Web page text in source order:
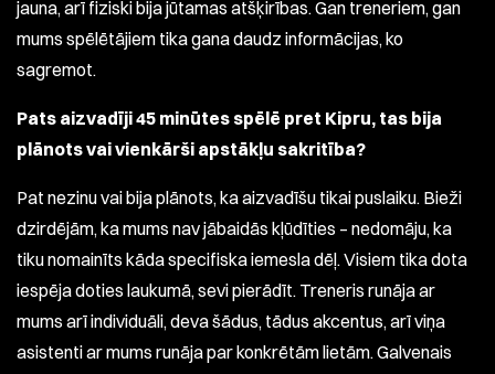
jauna, arī fiziski bija jūtamas atšķirības. Gan treneriem, gan
mums spēlētājiem tika gana daudz informācijas, ko
sagremot.
Pats aizvadīji 45 minūtes spēlē pret Kipru, tas bija
plānots vai vienkārši apstākļu sakritība?
Pat nezinu vai bija plānots, ka aizvadīšu tikai puslaiku. Bieži
dzirdējām, ka mums nav jābaidās kļūdīties – nedomāju, ka
tiku nomainīts kāda specifiska iemesla dēļ. Visiem tika dota
iespēja doties laukumā, sevi pierādīt. Treneris runāja ar
mums arī individuāli, deva šādus, tādus akcentus, arī viņa
asistenti ar mums runāja par konkrētām lietām. Galvenais